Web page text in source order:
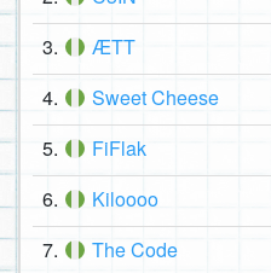
3. ÆTT
4. Sweet Cheese
5. FiFlak
6. Kiloooo
7. The Code